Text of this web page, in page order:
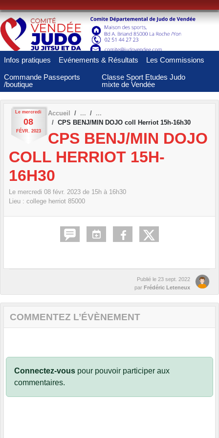
Infos pratiques Evénements & Résultats Les Commissions
Commande Passeports
/boutique
Classe Sport Etudes Judo
mixte de Vendée
Le mercredi
08
FÉVR. 2023
Accueil
CPS BENJ/MIN DOJO coll Herriot 15h-16h30
CPS BENJ/MIN DOJO
COLL HERRIOT 15H-
16H30
Le mercredi 08 févr. 2023 de 15h à 16h30
Lieu : college herriot 85000
Publié le 23 sept. 2022
par Frédéric Leteneux
COMMENTEZ L’ÉVÈNEMENT
Connectez-vous pour pouvoir participer aux
commentaires.